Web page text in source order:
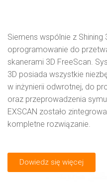
Siemens wspólnie z Shining
oprogramowanie do
skanerami 3D FreeScan.
3D posiada wszystkie
w inżynierii odwrotnej, do
oraz przeprowadzenia
EXSCAN zostało
kompletne rozwiązanie.
Dowiedz się więcej